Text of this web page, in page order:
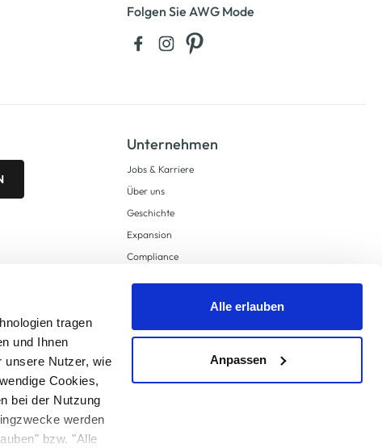
tragen
und Ihnen
unsere Nutzer, wie
Cookies,
bei der Nutzung
werden
bzw. "Alle
Alle erlauben
Anpassen
Folgen Sie AWG Mode
Unternehmen
Jobs & Karriere
Über uns
Geschichte
Expansion
Compliance
Supply Chain Due Diligence